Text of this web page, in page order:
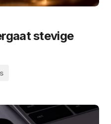
stevige